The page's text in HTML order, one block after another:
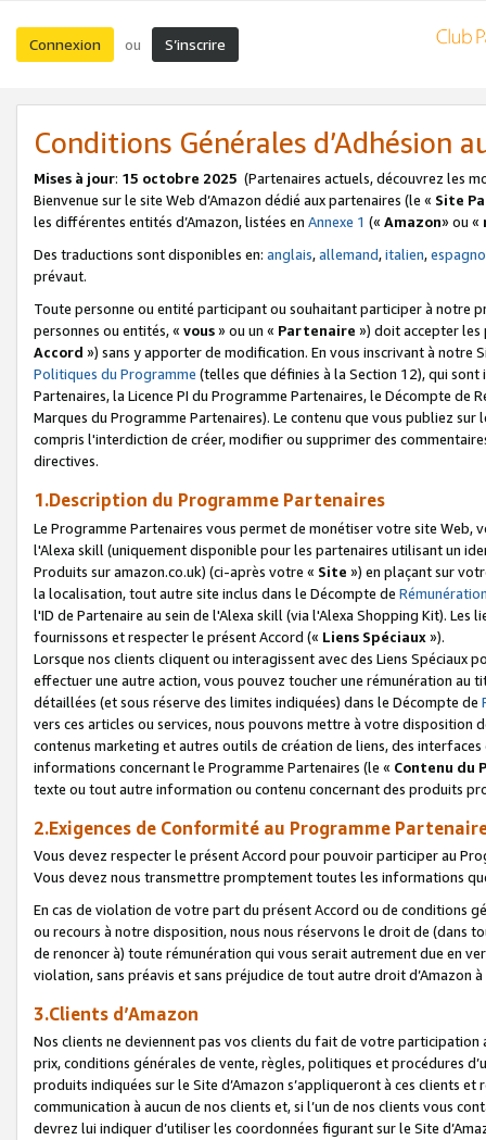
Connexion ou S’inscrire
Conditions Générales d’Adhésion
Mises à jour: 15 octobre 2025 (Partenaires actuels, découvrez les
Bienvenue sur le site Web d’Amazon dédié aux partenaires (le « Site
les différentes entités d’Amazon, listées en Annexe 1 (« Amazon» ou «
Des traductions sont disponibles en: anglais,allemand,italien,
prévaut.
Toute personne ou entité participant ou souhaitant participer à notre
personnes ou entités, « vous» ou un « Partenaire ») doit accepter les
Accord ») sans y apporter de modification. En vous inscrivant à notre
Politiques du Programme (telles que définies à la Section 12), qui
Partenaires, la Licence PI du Programme Partenaires, le Décompte de
Marques du Programme Partenaires). Le contenu que vous publiez
compris l'interdiction de créer, modifier ou supprimer des
directives.
1.Description du Programme Partenaires
Le Programme Partenaires vous permet de monétiser votre site Web,
l'Alexa skill (uniquement disponible pour les partenaires utilisant un
Produits sur amazon.co.uk) (ci-après votre « Site ») en plaçant sur
la localisation, tout autre site inclus dans le Décompte de
l'ID de Partenaire au sein de l'Alexa skill (via l'Alexa Shopping Kit).
fournissons et respecter le présent Accord (« Liens Spéciaux»).
Lorsque nos clients cliquent ou interagissent avec des Liens Spéciaux
effectuer une autre action, vous pouvez toucher une rémunération
détaillées (et sous réserve des limites indiquées) dans le Décompte de
vers ces articles ou services, nous pouvons mettre à votre disposition
contenus marketing et autres outils de création de liens, des
informations concernant le Programme Partenaires (le « Contenu du
texte ou tout autre information ou contenu concernant des produits
2.Exigences de Conformité au Programme
Vous devez respecter le présent Accord pour pouvoir participer au
Vous devez nous transmettre promptement toutes les informations
En cas de violation de votre part du présent Accord ou de conditions
ou recours à notre disposition, nous nous réservons le droit de (dans
de renoncer à) toute rémunération qui vous serait autrement due en
violation, sans préavis et sans préjudice de tout autre droit
3.Clients d’Amazon
Nos clients ne deviennent pas vos clients du fait de votre
prix, conditions générales de vente, règles, politiques et procédures
produits indiquées sur le Site d’Amazon s’appliqueront à ces clients
communication à aucun de nos clients et, si l’un de nos clients vous
devrez lui indiquer d’utiliser les coordonnées figurant sur le Site